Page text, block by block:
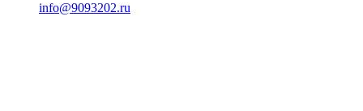
info@9093202.ru